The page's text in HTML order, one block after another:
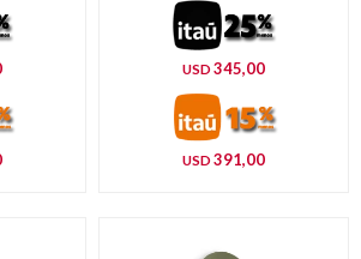
USD 345,00
USD 391,00